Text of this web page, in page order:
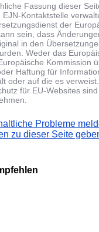
Fassung dieser
Kontaktstelle
der
sein, dass
in den
Weder das
Kommission
Haftung für
oder auf die es
für EU-Websites
Probleme
zu dieser Seite